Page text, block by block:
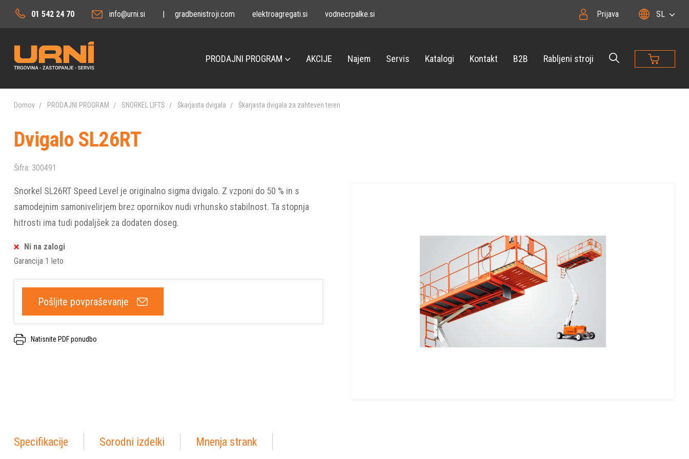
01 542 24 70 info@urni.si | gradbenistroji.com elektroagregati.si vodnecrpalke.si Prijava SL
PRODAJNI PROGRAM AKCIJE Najem Servis Katalogi Kontakt B2B Rabljeni stroji
Domov PRODAJNI PROGRAM SNORKEL LIFTS Škarjasta dvigala Škarjasta dvigala za zahteven teren
Dvigalo SL26RT
Šifra: 300491
Snorkel SL26RT Speed ​​Level je originalno sigma dvigalo. Z vzponi do 50 % in s
samodejnim samonivelirjem brez opornikov nudi vrhunsko stabilnost. Ta stopnja
hitrosti ima tudi podaljšek za dodaten doseg.
Ni na zalogi
Garancija 1 leto
Pošljite povpraševanje
Natisnite PDF ponudbo
Specifikacije Sorodni izdelki Mnenja strank